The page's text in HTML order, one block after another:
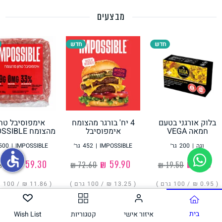
גבינות טבעוניות
מבצעים
חדש
בלוק אורגני בטעם
חמאה VEGA
200 גר׳ | וגה
‏19.50 ₪ ‏1.90 ₪
( ‏0.95 ₪ / 100 גרם )
חדש
4 יח' בורגר מהצומח
אימפוסיבל
452 גר׳ | IMPOSSIBLE
‏72.60 ₪
( ‏13.25 ₪ / 100 גרם )
אימפוסיבל
מהצומח IMPOSSIBLE
| IMPOSSIBLE
‏68.00 ₪
( ‏11.86 ₪ / 100 גרם
הוסיפו בית איזור אישי קטגוריות Wish List
accessible